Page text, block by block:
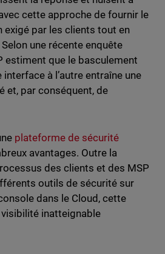
cette approche de fournir le
exigé par les clients tout en
une récente enquête
estiment que le basculement
interface à l’autre entraîne une
et, par conséquent, de
plateforme de sécurité
avantages. Outre la
des clients et des MSP
outils de sécurité sur
dans le Cloud, cette
inatteignable